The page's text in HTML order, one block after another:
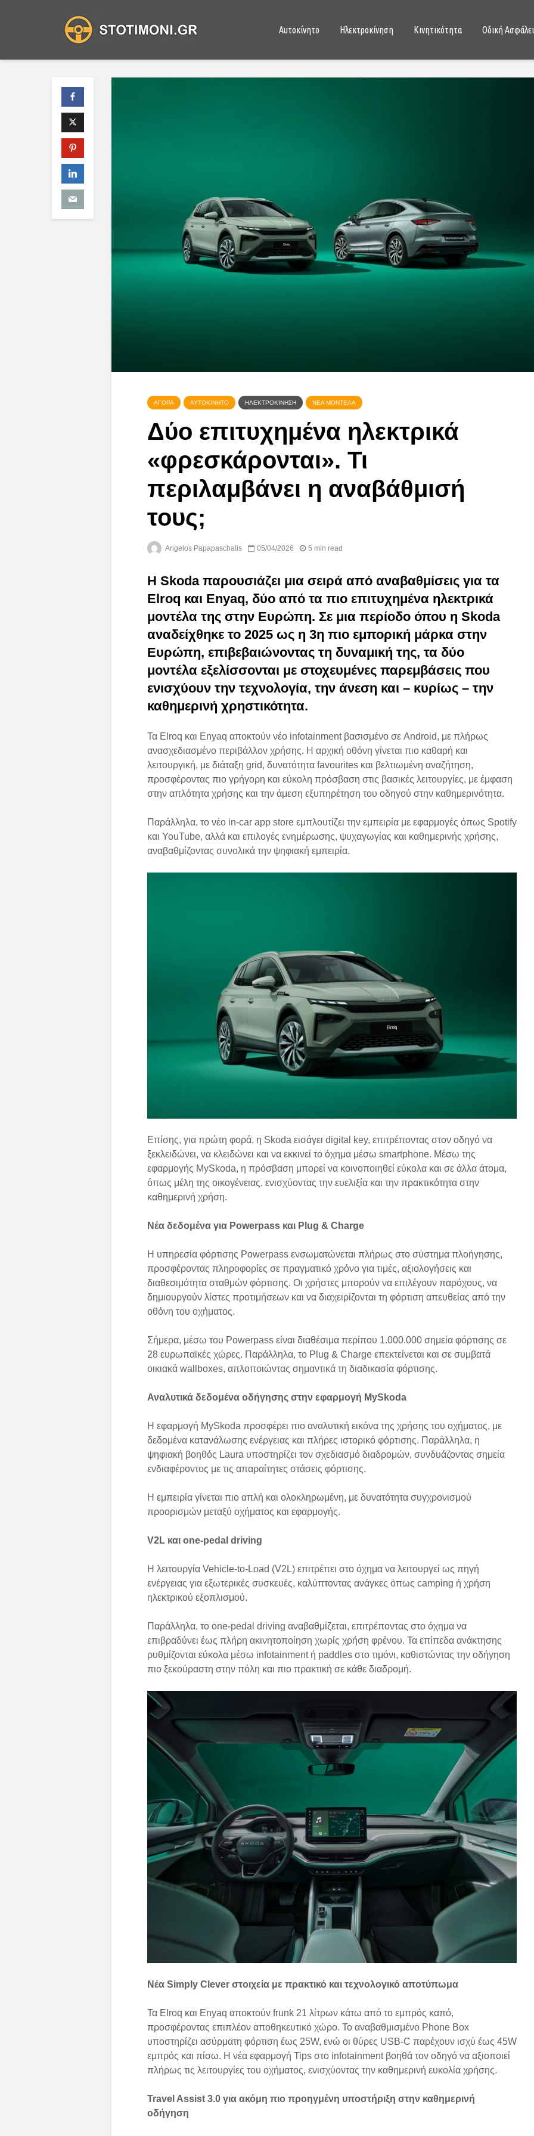
Αυτοκίνητο Ηλεκτροκίνηση Κινητικότητα Οδική
ΑΓΟΡΆ ΑΥΤΟΚΊΝΗΤΟ ΗΛΕΚΤΡΟΚΊΝΗΣΗ ΝΈΑ ΜΟΝΤΈΛΑ
Δύο επιτυχημένα ηλεκτρικά
«φρεσκάρονται». Τι
περιλαμβάνει η αναβάθμισή
τους;
Angelos Papapaschalis 05/04/2026 5 min read
Η Skoda παρουσιάζει μια σειρά από αναβαθμίσεις για τα
Elroq και Enyaq, δύο από τα πιο επιτυχημένα ηλεκτρικά
μοντέλα της στην Ευρώπη. Σε μια περίοδο όπου η Skoda
αναδείχθηκε το 2025 ως η 3η πιο εμπορική μάρκα στην
Ευρώπη, επιβεβαιώνοντας τη δυναμική της, τα δύο
μοντέλα εξελίσσονται με στοχευμένες παρεμβάσεις που
ενισχύουν την τεχνολογία, την άνεση και – κυρίως – την
καθημερινή χρηστικότητα.
Τα Elroq και Enyaq αποκτούν νέο infotainment βασισμένο σε Android, με πλήρως
ανασχεδιασμένο περιβάλλον χρήσης. Η αρχική οθόνη γίνεται πιο καθαρή και
λειτουργική, με διάταξη grid, δυνατότητα favourites και βελτιωμένη αναζήτηση,
προσφέροντας πιο γρήγορη και εύκολη πρόσβαση στις βασικές λειτουργίες, με έμφαση
στην απλότητα χρήσης και την άμεση εξυπηρέτηση του οδηγού στην καθημερινότητα.
Παράλληλα, το νέο in-car app store εμπλουτίζει την εμπειρία με εφαρμογές όπως Spotify
και YouTube, αλλά και επιλογές ενημέρωσης, ψυχαγωγίας και καθημερινής χρήσης,
αναβαθμίζοντας συνολικά την ψηφιακή εμπειρία.
Επίσης, για πρώτη φορά, η Skoda εισάγει digital key, επιτρέποντας στον οδηγό να
ξεκλειδώνει, να κλειδώνει και να εκκινεί το όχημα μέσω smartphone. Μέσω της
εφαρμογής MySkoda, η πρόσβαση μπορεί να κοινοποιηθεί εύκολα και σε άλλα άτομα,
όπως μέλη της οικογένειας, ενισχύοντας την ευελιξία και την πρακτικότητα στην
καθημερινή χρήση.
Νέα δεδομένα για Powerpass και Plug & Charge
Η υπηρεσία φόρτισης Powerpass ενσωματώνεται πλήρως στο σύστημα πλοήγησης,
προσφέροντας πληροφορίες σε πραγματικό χρόνο για τιμές, αξιολογήσεις και
διαθεσιμότητα σταθμών φόρτισης. Οι χρήστες μπορούν να επιλέγουν παρόχους, να
δημιουργούν λίστες προτιμήσεων και να διαχειρίζονται τη φόρτιση απευθείας από την
οθόνη του οχήματος.
Σήμερα, μέσω του Powerpass είναι διαθέσιμα περίπου 1.000.000 σημεία φόρτισης σε
28 ευρωπαϊκές χώρες. Παράλληλα, το Plug & Charge επεκτείνεται και σε συμβατά
οικιακά wallboxes, απλοποιώντας σημαντικά τη διαδικασία φόρτισης.
Αναλυτικά δεδομένα οδήγησης στην εφαρμογή MySkoda
Η εφαρμογή MySkoda προσφέρει πιο αναλυτική εικόνα της χρήσης του οχήματος, με
δεδομένα κατανάλωσης ενέργειας και πλήρες ιστορικό φόρτισης. Παράλληλα, η
ψηφιακή βοηθός Laura υποστηρίζει τον σχεδιασμό διαδρομών, συνδυάζοντας σημεία
ενδιαφέροντος με τις απαραίτητες στάσεις φόρτισης.
Η εμπειρία γίνεται πιο απλή και ολοκληρωμένη, με δυνατότητα συγχρονισμού
προορισμών μεταξύ οχήματος και εφαρμογής.
V2L και one-pedal driving
Η λειτουργία Vehicle-to-Load (V2L) επιτρέπει στο όχημα να λειτουργεί ως πηγή
ενέργειας για εξωτερικές συσκευές, καλύπτοντας ανάγκες όπως camping ή χρήση
ηλεκτρικού εξοπλισμού.
Παράλληλα, το one-pedal driving αναβαθμίζεται, επιτρέποντας στο όχημα να
επιβραδύνει έως πλήρη ακινητοποίηση χωρίς χρήση φρένου. Τα επίπεδα ανάκτησης
ρυθμίζονται εύκολα μέσω infotainment ή paddles στο τιμόνι, καθιστώντας την οδήγηση
πιο ξεκούραστη στην πόλη και πιο πρακτική σε κάθε διαδρομή.
Νέα Simply Clever στοιχεία με πρακτικό και τεχνολογικό αποτύπωμα
Τα Elroq και Enyaq αποκτούν frunk 21 λίτρων κάτω από το εμπρός καπό,
προσφέροντας επιπλέον αποθηκευτικό χώρο. Το αναβαθμισμένο Phone Box
υποστηρίζει ασύρματη φόρτιση έως 25W, ενώ οι θύρες USB-C παρέχουν ισχύ έως 45W
εμπρός και πίσω. Η νέα εφαρμογή Tips στο infotainment βοηθά τον οδηγό να αξιοποιεί
πλήρως τις λειτουργίες του οχήματος, ενισχύοντας την καθημερινή ευκολία χρήσης.
Travel Assist 3.0 για ακόμη πιο προηγμένη υποστήριξη στην καθημερινή
οδήγηση
οι τιμές – κέρδος μέχρι
5.000 ευρώ
29/01/2024
Νέο Lada Niva Travel: αντίο
Chevrolet, καλημέρα
Avtovaz